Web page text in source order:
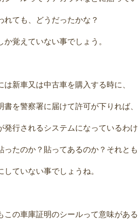
れても、どうだったかな？
か覚えていない事でしょう。
は新車又は中古車を購入する時に、
書を警察署に届けて許可が下りれば、
発行されるシステムになっているわけ
ったのか？貼ってあるのか？それと
していない事でしょうね。
この車庫証明のシールって意味があ